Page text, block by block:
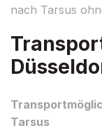
nach Tarsus
Tarsus